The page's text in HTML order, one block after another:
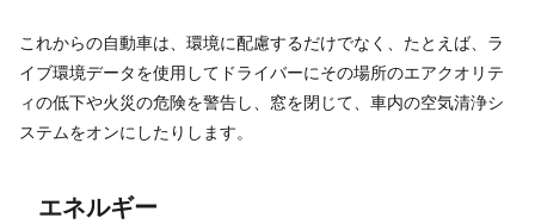
これからの自動車は、環境に配慮するだけでなく、たとえば、ラ
イブ環境データを使用してドライバーにその場所のエアクオリテ
ィの低下や火災の危険を警告し、窓を閉じて、車内の空気清浄シ
ステムをオンにしたりします。
エネルギー